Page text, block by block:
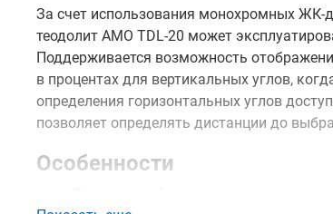
За счет использования монохромных ЖК-
теодолит AMO TDL-20 может
Поддерживается возможность
в процентах для вертикальных углов,
определения горизонтальных углов
позволяет определять дистанции до
Особенности